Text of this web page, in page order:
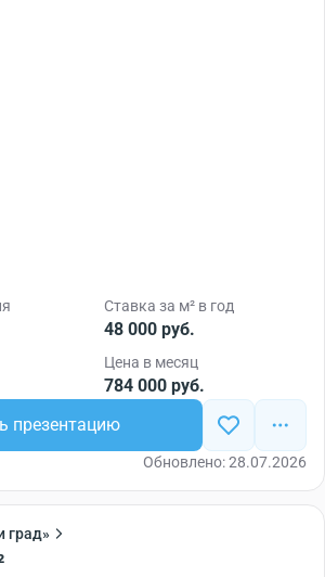
Ставка за м² в год
48 000 руб.
Цена в месяц
784 000 руб.
презентацию
Обновлено: 28.07.2026
град»